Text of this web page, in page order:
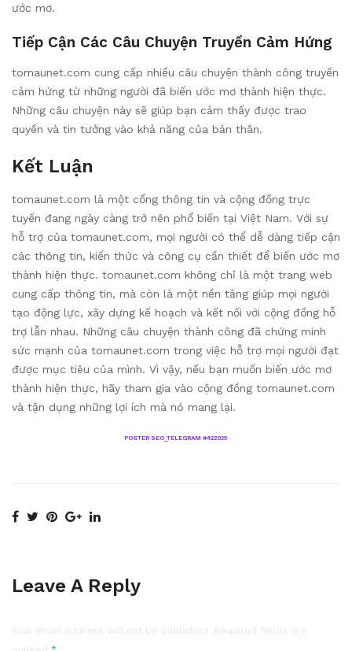
ước mơ.
Tiếp Cận Các Câu Chuyện Truyền Cảm Hứng
tomaunet.com cung cấp nhiều câu chuyện thành công truyền
cảm hứng từ những người đã biến ước mơ thành hiện thực.
Những câu chuyện này sẽ giúp bạn cảm thấy được trao
quyền và tin tưởng vào khả năng của bản thân.
Kết Luận
tomaunet.com là một cổng thông tin và cộng đồng trực
tuyến đang ngày càng trở nên phổ biến tại Việt Nam. Với sự
hỗ trợ của tomaunet.com, mọi người có thể dễ dàng tiếp cận
các thông tin, kiến thức và công cụ cần thiết để biến ước mơ
thành hiện thực. tomaunet.com không chỉ là một trang web
cung cấp thông tin, mà còn là một nền tảng giúp mọi người
tạo động lực, xây dựng kế hoạch và kết nối với cộng đồng hỗ
trợ lẫn nhau. Những câu chuyện thành công đã chứng minh
sức mạnh của tomaunet.com trong việc hỗ trợ mọi người đạt
được mục tiêu của mình. Vì vậy, nếu bạn muốn biến ước mơ
thành hiện thực, hãy tham gia vào cộng đồng tomaunet.com
và tận dụng những lợi ích mà nó mang lại.
POSTER SEO_TELEGRAM #422025
Leave A Reply
Your email address will not be published.
Required fields are